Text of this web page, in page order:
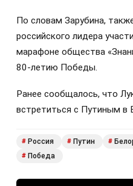
По словам Зарубина,
российского лидера
марафоне общества
80-летию Победы.
Ранее сообщалось, что
встретиться с Путиным в
# Россия # Путин #
# Победа